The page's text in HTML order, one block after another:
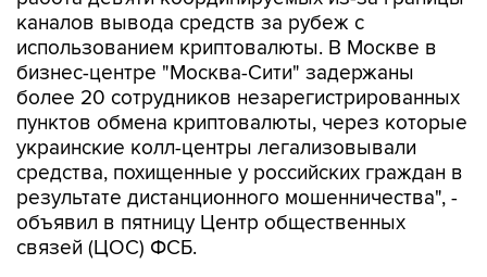
бизнес-центре "Москва-Сити" задержаны
более 20 сотрудников незарегистрированных
пунктов обмена криптовалюты, через которые
украинские колл-центры легализовывали
средства, похищенные у российских граждан в
результате дистанционного мошенничества", -
объявил в пятницу Центр общественных
связей (ЦОС) ФСБ.
По данным спецслужбы, в обменных пунктах